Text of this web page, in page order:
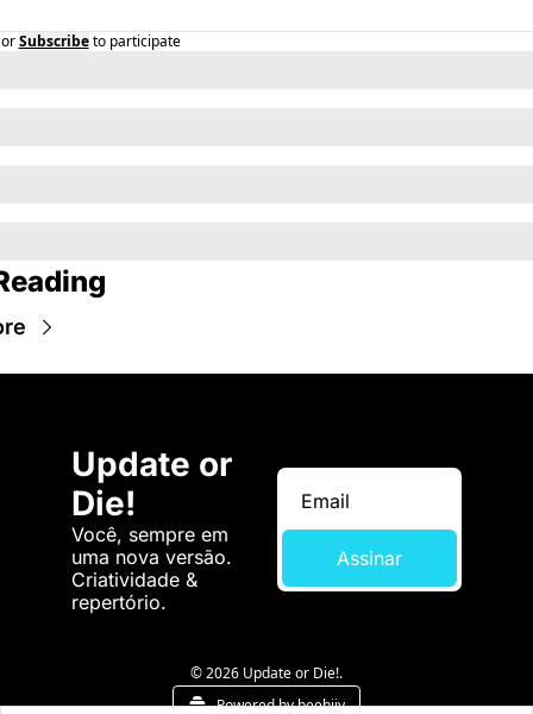
or Subscribe to participate
Update or
Die!
Você, sempre em
uma nova versão.
Criatividade &
repertório.
Assinar
© 2026 Update or Die!.
Powered by beehiiv